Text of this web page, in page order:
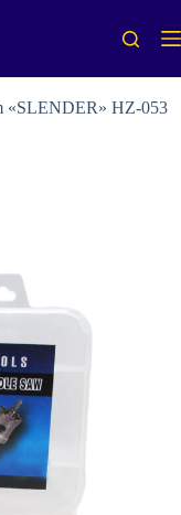
«SLENDER» HZ-053